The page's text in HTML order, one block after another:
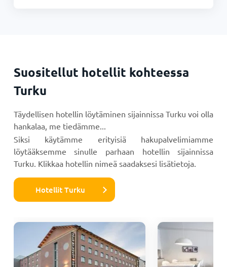
Suositellut hotellit kohteessa
Turku
Täydellisen hotellin löytäminen sijainnissa Turku voi olla
hankalaa, me tiedämme...
Siksi käytämme erityisiä hakupalvelimiamme
löytääksemme sinulle parhaan hotellin sijainnissa
Turku. Klikkaa hotellin nimeä saadaksesi lisätietoja.
Hotellit Turku